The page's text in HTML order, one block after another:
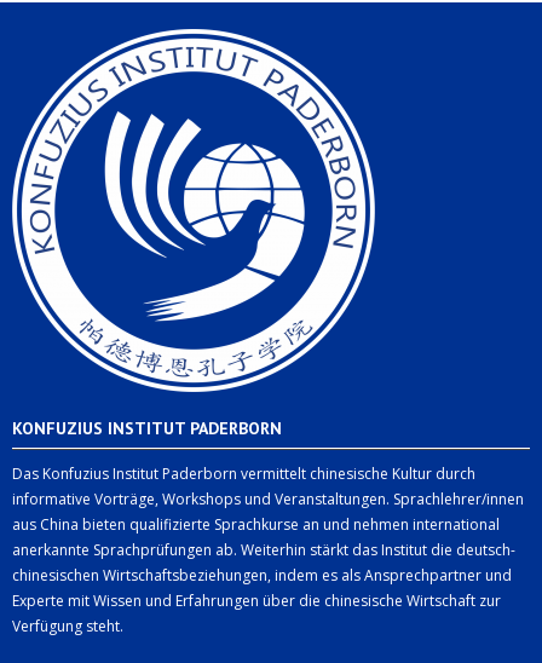
KONFUZIUS INSTITUT PADERBORN
Das Konfuzius Institut Paderborn vermittelt chinesische Kultur durch
informative Vorträge, Workshops und Veranstaltungen. Sprachlehrer/innen
aus China bieten qualifizierte Sprachkurse an und nehmen international
anerkannte Sprachprüfungen ab. Weiterhin stärkt das Institut die deutsch-
chinesischen Wirtschaftsbeziehungen, indem es als Ansprechpartner und
Experte mit Wissen und Erfahrungen über die chinesische Wirtschaft zur
Verfügung steht.